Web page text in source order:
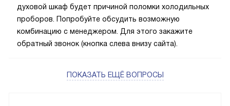
духовой шкаф будет причиной поломки холодильных
проборов. Попробуйте обсудить возможную
комбинацию с менеджером. Для этого закажите
обратный звонок (кнопка слева внизу сайта).
ПОКАЗАТЬ ЕЩЁ ВОПРОСЫ